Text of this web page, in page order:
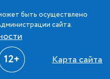
быть осуществлено
сайта.
12+ Карта сайта